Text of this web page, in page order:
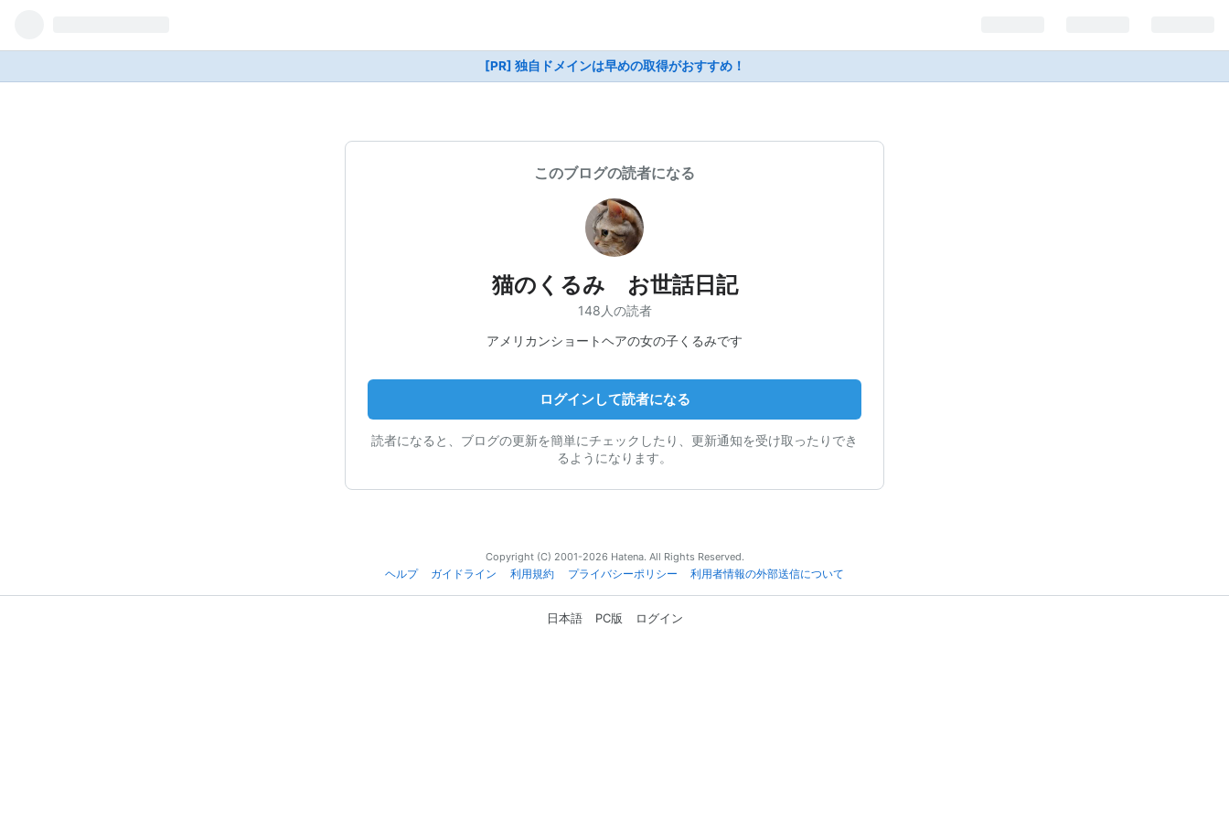
[PR] 独自ドメインは早めの取得がおすすめ！
このブログの読者になる
猫のくるみ お世話日記
148人の読者
アメリカンショートヘアの女の子くるみです
ログインして読者になる
読者になると、ブログの更新を簡単にチェックしたり、更新通知を受け取ったりでき
るようになります。
Copyright (C) 2001-2026 Hatena. All Rights Reserved.
ヘルプ
ガイドライン 利用規約 プライバシーポリシー 利用者情報の外部送信について
日本語 PC版 ログイン